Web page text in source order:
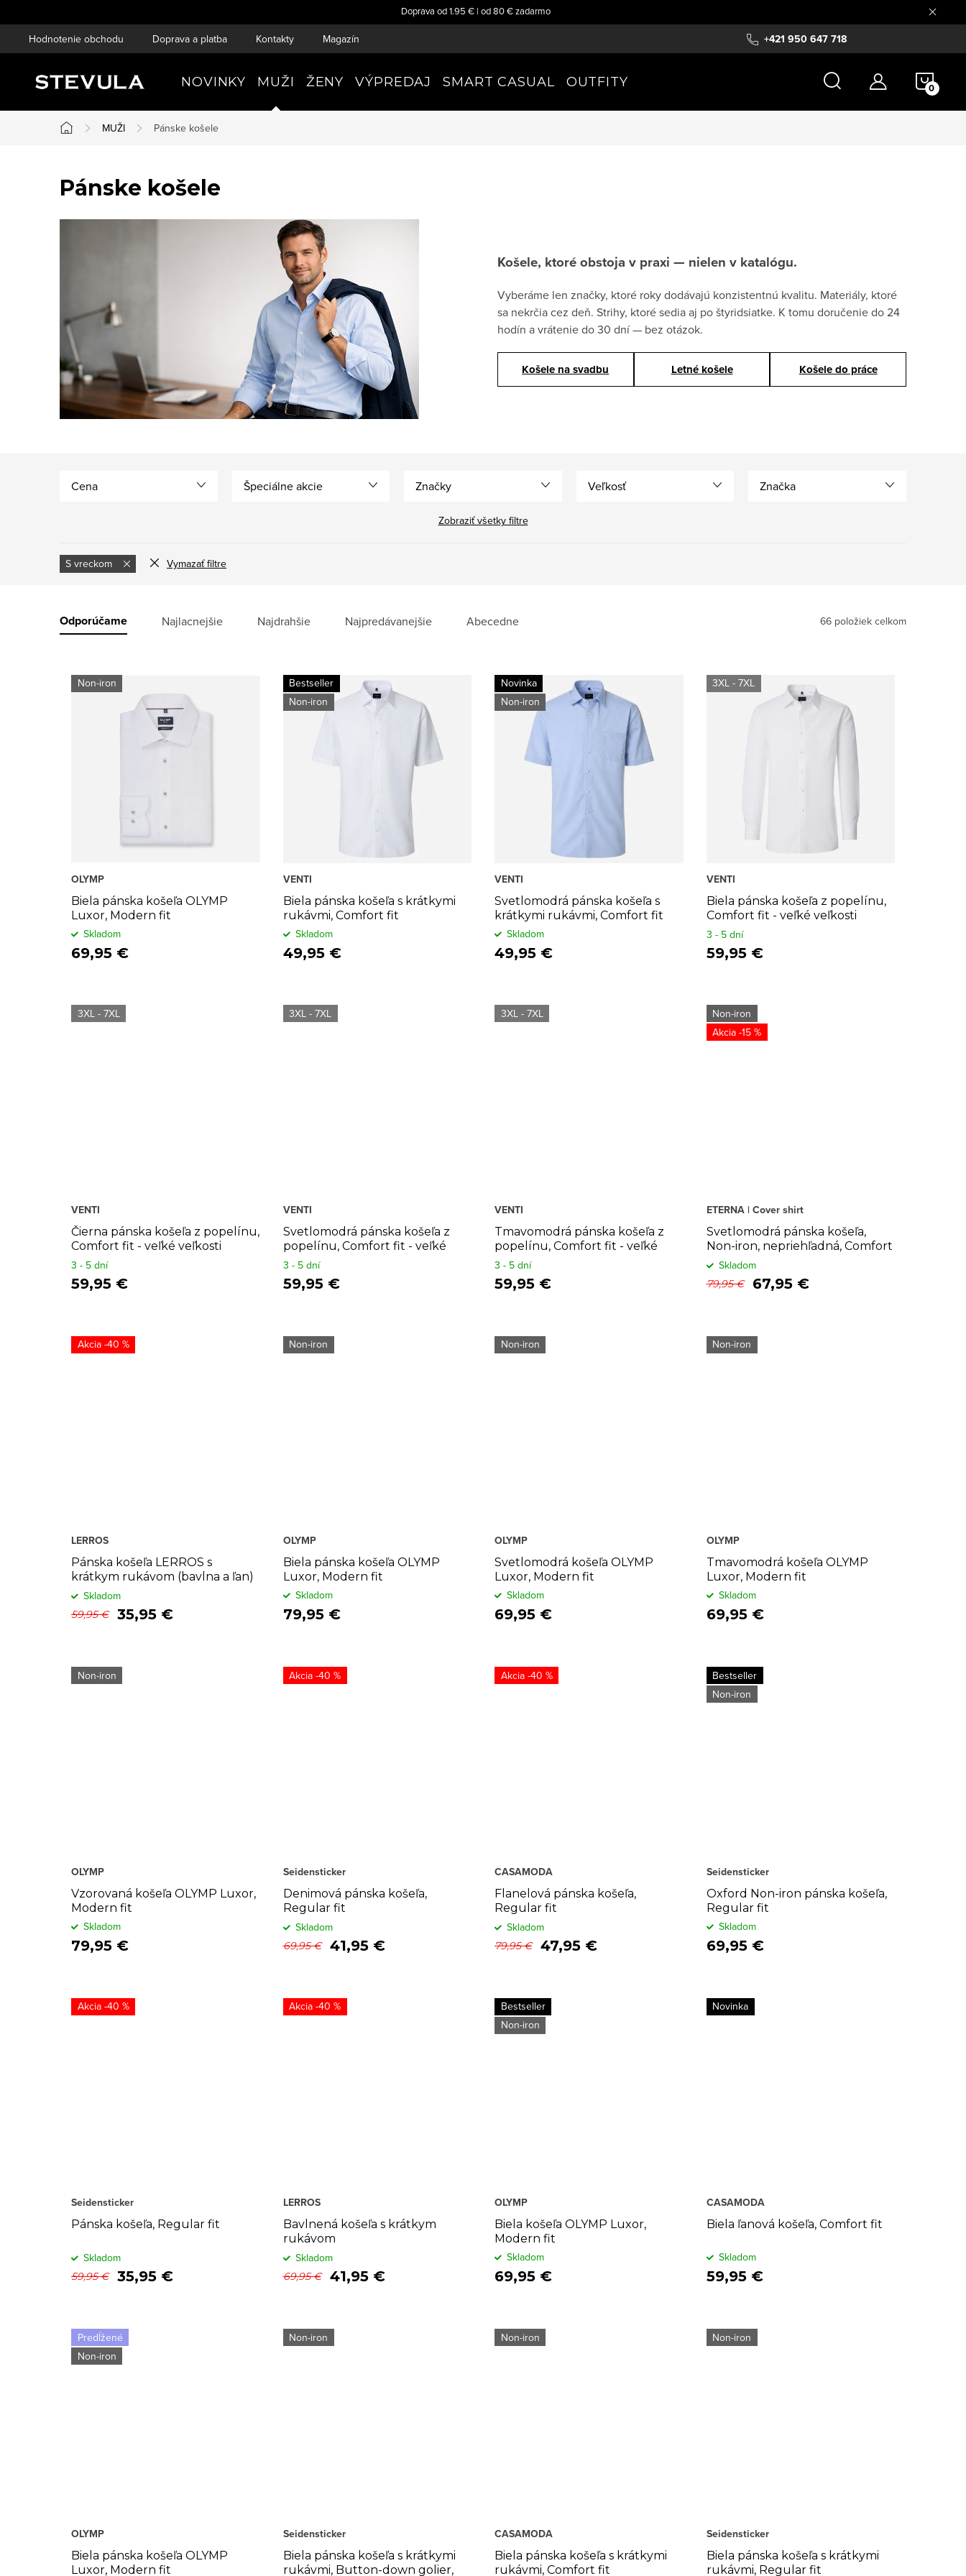
na
Doprava od 1.95 € | od 80 € zadarmo
+421 950 647 718
Hodnotenie obchodu Doprava a platba Kontakty Magazín
NOVINKY MUŽI ŽENY VÝPREDAJ SMART CASUAL OUTFITY
Domov
MUŽI Pánske košele
Pánske košele
Košele, ktoré obstoja v praxi — nielen v katalógu.
Vyberáme len značky, ktoré roky dodávajú konzistentnú kvalitu. Materiály, ktoré
sa nekrčia cez deň. Strihy, ktoré sedia aj po štyridsiatke. K tomu doručenie do 24
hodín a vrátenie do 30 dní — bez otázok.
Košele na svadbu Letné košele Košele do práce
Cena Špeciálne akcie Značky Veľkosť Značka
Zobraziť všetky filtre
S vreckom Vymazať filtre
ý
k
o
R
d
o
d
u
k
o
Odporúčame Najlacnejšie Najdrahšie Najpredávanejšie Abecedne 66 položiek celkom
Non-iron
Biela pánska košeľa OLYMP
Luxor, Modern fit
OLYMP
69,95 €
Skladom
Bestseller
Non-iron
Biela pánska košeľa s krátkymi
rukávmi, Comfort fit
VENTI
49,95 €
Skladom
Novinka
Non-iron
Svetlomodrá pánska košeľa s
krátkymi rukávmi, Comfort fit
VENTI
49,95 €
Skladom
3XL - 7XL
Biela pánska košeľa z popelínu,
Comfort fit - veľké veľkosti
VENTI
59,95 €
3 - 5 dní
3XL - 7XL
Čierna pánska košeľa z popelínu,
Comfort fit - veľké veľkosti
VENTI
59,95 €
3 - 5 dní
3XL - 7XL
Svetlomodrá pánska košeľa z
popelínu, Comfort fit - veľké
veľkosti
VENTI
59,95 €
3 - 5 dní
3XL - 7XL
Tmavomodrá pánska košeľa z
popelínu, Comfort fit - veľké
veľkosti
VENTI
59,95 €
3 - 5 dní
Non-iron
-15 %
Svetlomodrá pánska košeľa,
Non-iron, nepriehľadná, Comfort
fit
ETERNA | Cover shirt
79,95 € 67,95 €
Skladom
-40 %
Pánska košeľa LERROS s
krátkym rukávom (bavlna a ľan)
– Biela
LERROS
59,95 € 35,95 €
Skladom
Non-iron
Biela pánska košeľa OLYMP
Luxor, Modern fit
OLYMP
79,95 €
Skladom
Non-iron
Svetlomodrá košeľa OLYMP
Luxor, Modern fit
OLYMP
69,95 €
Skladom
Non-iron
Tmavomodrá košeľa OLYMP
Luxor, Modern fit
OLYMP
69,95 €
Skladom
Non-iron
Vzorovaná košeľa OLYMP Luxor,
Modern fit
OLYMP
79,95 €
Skladom
-40 %
Denimová pánska košeľa,
Regular fit
Seidensticker
69,95 € 41,95 €
Skladom
-40 %
Flanelová pánska košeľa,
Regular fit
CASAMODA
79,95 € 47,95 €
Skladom
Bestseller
Non-iron
Oxford Non-iron pánska košeľa,
Regular fit
Seidensticker
69,95 €
Skladom
-40 %
Pánska košeľa, Regular fit
Seidensticker
59,95 € 35,95 €
Skladom
-40 %
Bavlnená košeľa s krátkym
rukávom
LERROS
69,95 € 41,95 €
Skladom
Bestseller
Non-iron
Biela košeľa OLYMP Luxor,
Modern fit
OLYMP
69,95 €
Skladom
Novinka
Biela ľanová košeľa, Comfort fit
CASAMODA
59,95 €
Skladom
Predĺžené
Non-iron
Biela pánska košeľa OLYMP
Luxor, Modern fit
OLYMP
Non-iron
Biela pánska košeľa s krátkymi
rukávmi, Button-down golier,
Seidensticker
Non-iron
Biela pánska košeľa s krátkymi
rukávmi, Comfort fit
CASAMODA
Non-iron
Biela pánska košeľa s krátkymi
rukávmi, Regular fit
Seidensticker